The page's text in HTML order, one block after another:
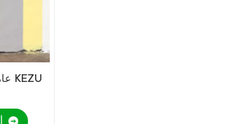
عامل تثبيت الرمل KEZU